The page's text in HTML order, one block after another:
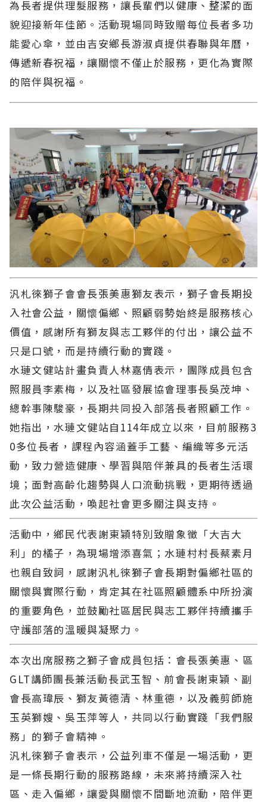
為長者提供理髮服務，讓長輩們以健康、整潔的面
貌迎接新年佳節。活動現場同時致贈每位長者多功
能愛心傘，並由吉安鄉長游淑貞提供春聯與年曆，
傳遞新春祝福，讓關懷不僅止於服務，更化為實際
的陪伴與祝福。
汎札徠獅子會會長張美惠獅友表示，獅子會長期投
入社會公益，關懷偏鄉、照顧弱勢始終是服務核心
價值，感謝所有獅友與志工夥伴的付出，讓公益不
只是口號，而是持續行動的實踐。
水璉文健站計畫負責人林嘉倩表示，團隊成員包含
照服員李素梅，以及社區發展協會理事長吳茂坤、
總幹事陳駿豪，長期共同投入部落長者照顧工作。
她指出，水璉文健站自114年成立以來，目前服務3
0多位長者，課程內容涵蓋手工藝、編織等多元活
動，致力營造健康、學習與陪伴兼具的長者生活環
境；面對高齡化趨勢與人口流動挑戰，更期待透過
此次公益活動，喚起社會更多關注與支持。
活動中，鄉民代表謝東穎特別致贈象徵「大吉大
利」的橘子，為現場增添喜氣；水璉村村長蔡素月
也親自致詞，感謝汎札徠獅子會長期對偏鄉社區的
關懷與實際行動，肯定其在社區照顧體系中所扮演
的重要角色，並鼓勵社區居民與志工夥伴持續攜手
守護部落的溫暖與凝聚力。
本次出席服務之獅子會成員包括：會長張美惠、區
GLT講師團長兼活動長武玉智、前會長謝東穎、副
會長高瑋辰、獅友黃德清、林重德，以及義剪師施
玉英獅嫂、吳玉萍等人，共同以行動實踐「我們服
務」的獅子會精神。
汎札徠獅子會表示，公益列車不僅是一場活動，更
是一條長期行動的服務路線，未來將持續深入社
區、走入偏鄉，讓愛與關懷不間斷地流動，陪伴更